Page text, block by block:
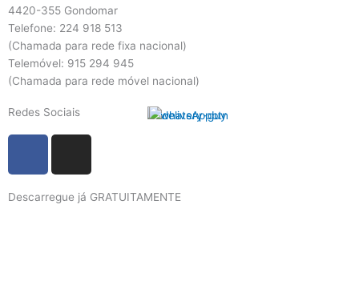
4420-355 Gondomar
Telefone: 224 918 513
(Chamada para rede fixa nacional)
Telemóvel: 915 294 945
(Chamada para rede móvel nacional)
Redes Sociais
e
t
Descarregue já GRATUITAMENTE